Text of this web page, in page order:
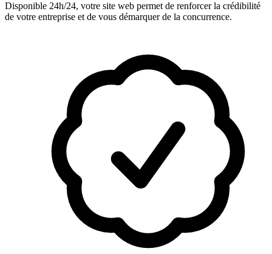
Disponible 24h/24, votre site web permet de renforcer la crédibilité
de votre entreprise et de vous démarquer de la concurrence.